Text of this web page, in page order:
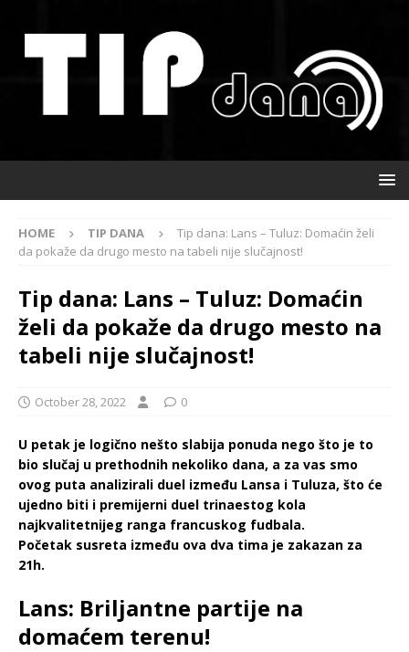
HOME TIP DANA
Tip dana: Lans – Tuluz: Domaćin želi
da pokaže da drugo mesto na tabeli nije slučajnost!
Tip dana: Lans – Tuluz: Domaćin
želi da pokaže da drugo mesto na
tabeli nije slučajnost!
October 28, 2022 0
U petak je logično nešto slabija ponuda nego što je to
bio slučaj u prethodnih nekoliko dana, a za vas smo
ovog puta analizirali duel između Lansa i Tuluza, što će
ujedno biti i premijerni duel trinaestog kola
najkvalitetnijeg ranga francuskog fudbala.
Početak susreta između ova dva tima je zakazan za
21h.
Lans: Briljantne partije na
domaćem terenu!